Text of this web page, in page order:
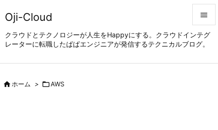
Oji-Cloud
クラウドとテクノロジーが人生をHappyにする。クラウドインテグ
レーターに転職したぱぱエンジニアが発信するテクニカルブログ。


メニュ
ホーム > AWS